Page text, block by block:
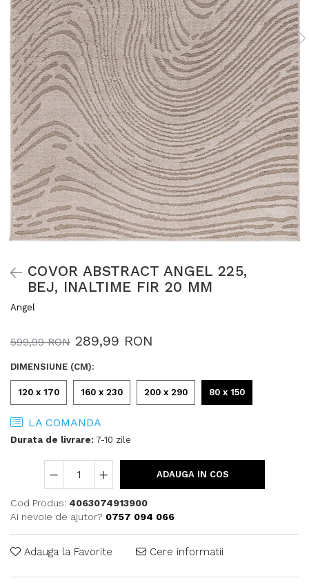
COVOR ABSTRACT ANGEL 225,
BEJ, INALTIME FIR 20 MM
Angel
599,99 RON 289,99 RON
DIMENSIUNE (CM):
120 x 170 160 x 230 200 x 290 80 x 150
LA COMANDA
Durata de livrare: 7-10 zile
ADAUGA IN COS
Cod Produs: 4063074913900
Ai nevoie de ajutor? 0757 094 066
Adauga la Favorite Cere informatii